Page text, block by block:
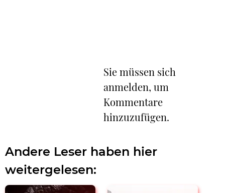
Sie müssen sich
anmelden, um
Kommentare
hinzuzufügen.
Andere Leser haben hier
weitergelesen: